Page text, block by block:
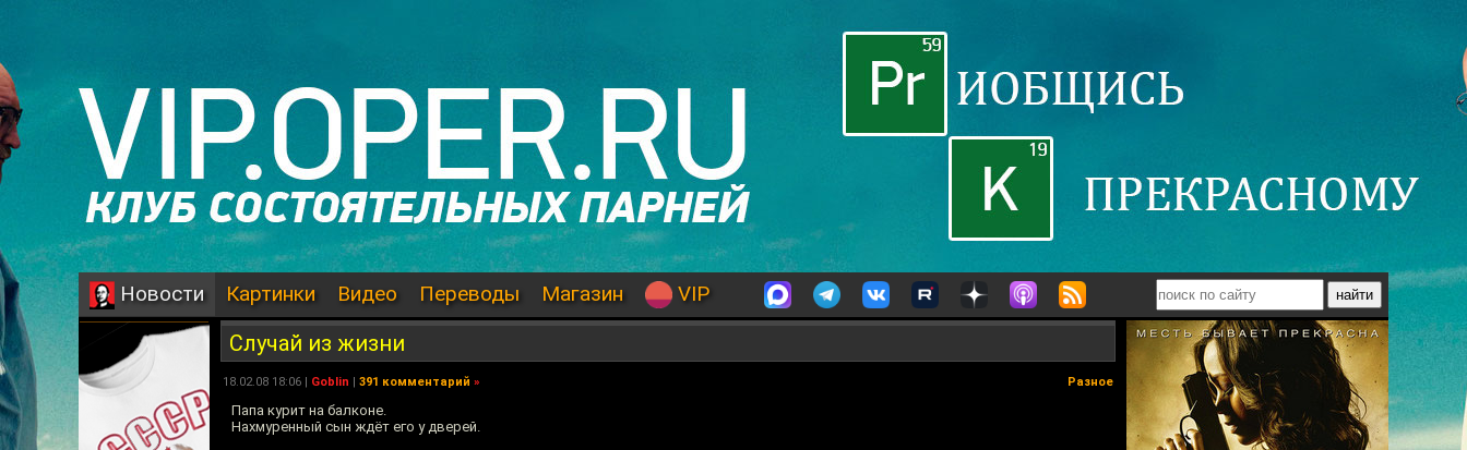
Новости Картинки Видео Переводы Магазин VIP
Случай из жизни
18.02.08 18:06 | Goblin | 391 комментарий » Разное
Папа курит на балконе.
Нахмуренный сын ждёт его у дверей.